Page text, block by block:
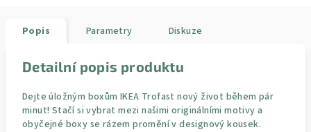
Popis Parametry Diskuze
Detailní popis produktu
Dejte úložným boxům IKEA Trofast nový život během pár
minut! Stačí si vybrat mezi našimi originálními motivy a
obyčejné boxy se rázem promění v designový kousek.